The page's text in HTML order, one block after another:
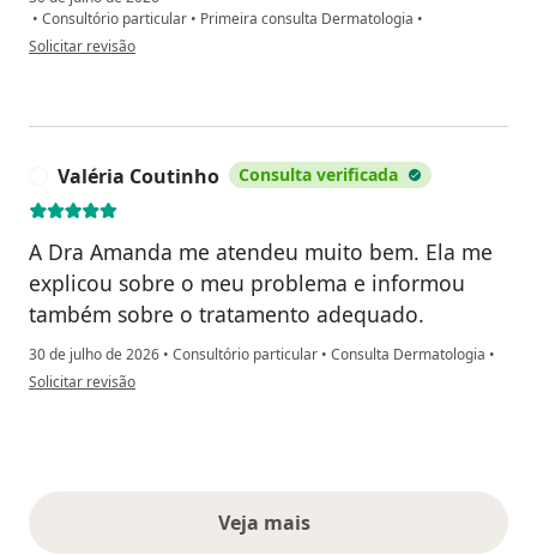
• Consultório particular • Primeira consulta Dermatologia •
na opinião do utilizador Alessandro
Solicitar revisão
Valéria Coutinho Consulta verificada
A Dra Amanda me atendeu muito bem. Ela me
explicou sobre o meu problema e informou
também sobre o tratamento adequado.
30 de julho de 2026 • Consultório particular • Consulta Dermatologia •
na opinião do utilizador Valéria Coutinho
Solicitar revisão
Veja maisopiniões acima